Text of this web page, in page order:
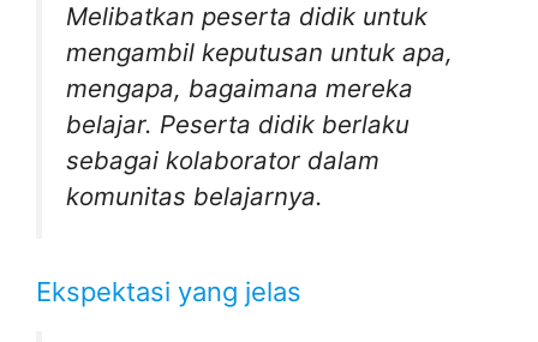
Melibatkan peserta didik untuk
mengambil keputusan untuk apa,
mengapa, bagaimana mereka
belajar. Peserta didik berlaku
sebagai kolaborator dalam
komunitas belajarnya.
Ekspektasi yang jelas